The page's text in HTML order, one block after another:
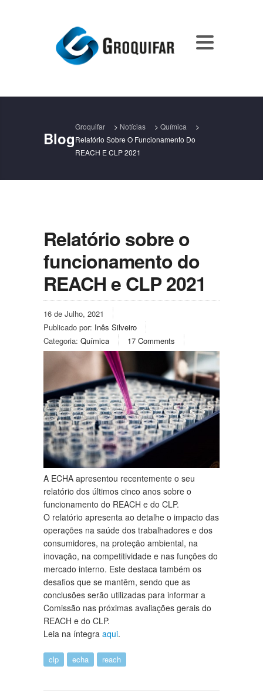
Blog
Groquifar > Notícias > Química
>
Relatório Sobre O Funcionamento Do
REACH E CLP 2021
Relatório sobre o
funcionamento do
REACH e CLP 2021
16 de Julho, 2021
Publicado por: Inês Silveiro
Categoria: Química 17 Comments
A ECHA apresentou recentemente o seu
relatório dos últimos cinco anos sobre o
funcionamento do REACH e do CLP.
O relatório apresenta ao detalhe o impacto das
operações na saúde dos trabalhadores e dos
consumidores, na proteção ambiental, na
inovação, na competitividade e nas funções do
mercado interno. Este destaca também os
desafios que se mantêm, sendo que as
conclusões serão utilizadas para informar a
Comissão nas próximas avaliações gerais do
REACH e do CLP.
Leia na íntegra aqui.
clp echa reach